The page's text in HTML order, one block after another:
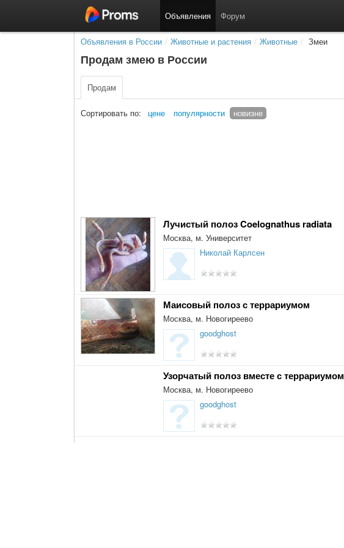
Объявления Форум
Объявления в России / Животные и растения / Животные / Змеи
Продам змею в России
Продам
Сортировать по: цене популярности новизне
Лучистый полоз Coelognathus radiata
Москва, м. Университет
Николай Карлсен
Маисовый полоз с террариумом
Москва, м. Новогиреево
goodghost
Узорчатый полоз вместе с террариумом
Москва, м. Новогиреево
goodghost